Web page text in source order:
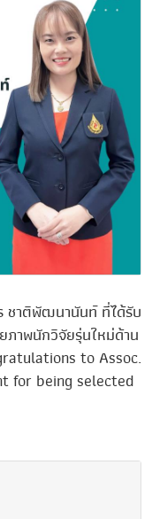
ชาติพัฒนานันท์ ที่ได้รับ
ภาพนักวิจัยรุ่นใหม่ด้าน
to Assoc.
for being selected